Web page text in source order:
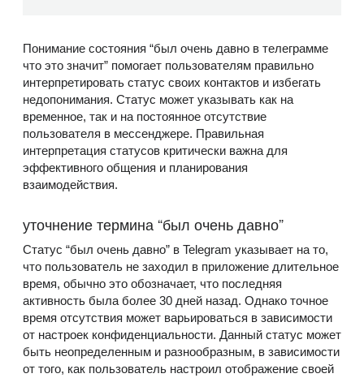
Понимание состояния “был очень давно в телеграмме
что это значит” помогает пользователям правильно
интерпретировать статус своих контактов и избегать
недопонимания. Статус может указывать как на
временное, так и на постоянное отсутствие
пользователя в мессенджере. Правильная
интерпретация статусов критически важна для
эффективного общения и планирования
взаимодействия.
уточнение термина “был очень давно”
Статус “был очень давно” в Telegram указывает на то,
что пользователь не заходил в приложение длительное
время, обычно это обозначает, что последняя
активность была более 30 дней назад. Однако точное
время отсутствия может варьироваться в зависимости
от настроек конфиденциальности. Данный статус может
быть неопределенным и разнообразным, в зависимости
от того, как пользователь настроил отображение своей